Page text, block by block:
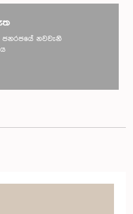
ජනරජයේ නවවැනි